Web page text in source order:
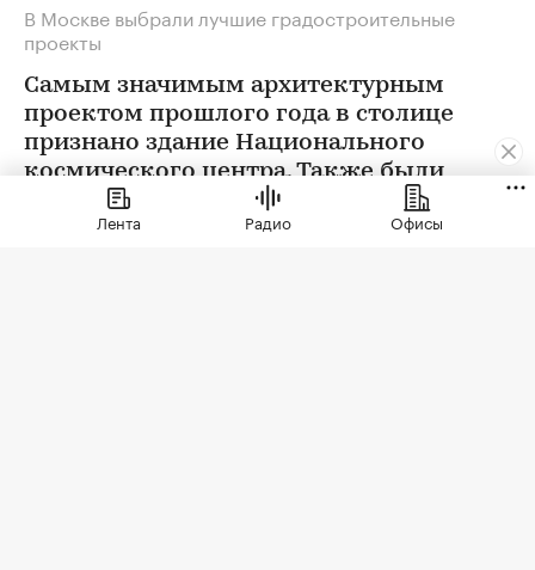
В Москве выбрали лучшие градостроительные
проекты
Самым значимым архитектурным
проектом прошлого года в столице
признано здание Национального
космического центра. Также были
определены победители еще в 12
номинациях
Лента Радио Офисы